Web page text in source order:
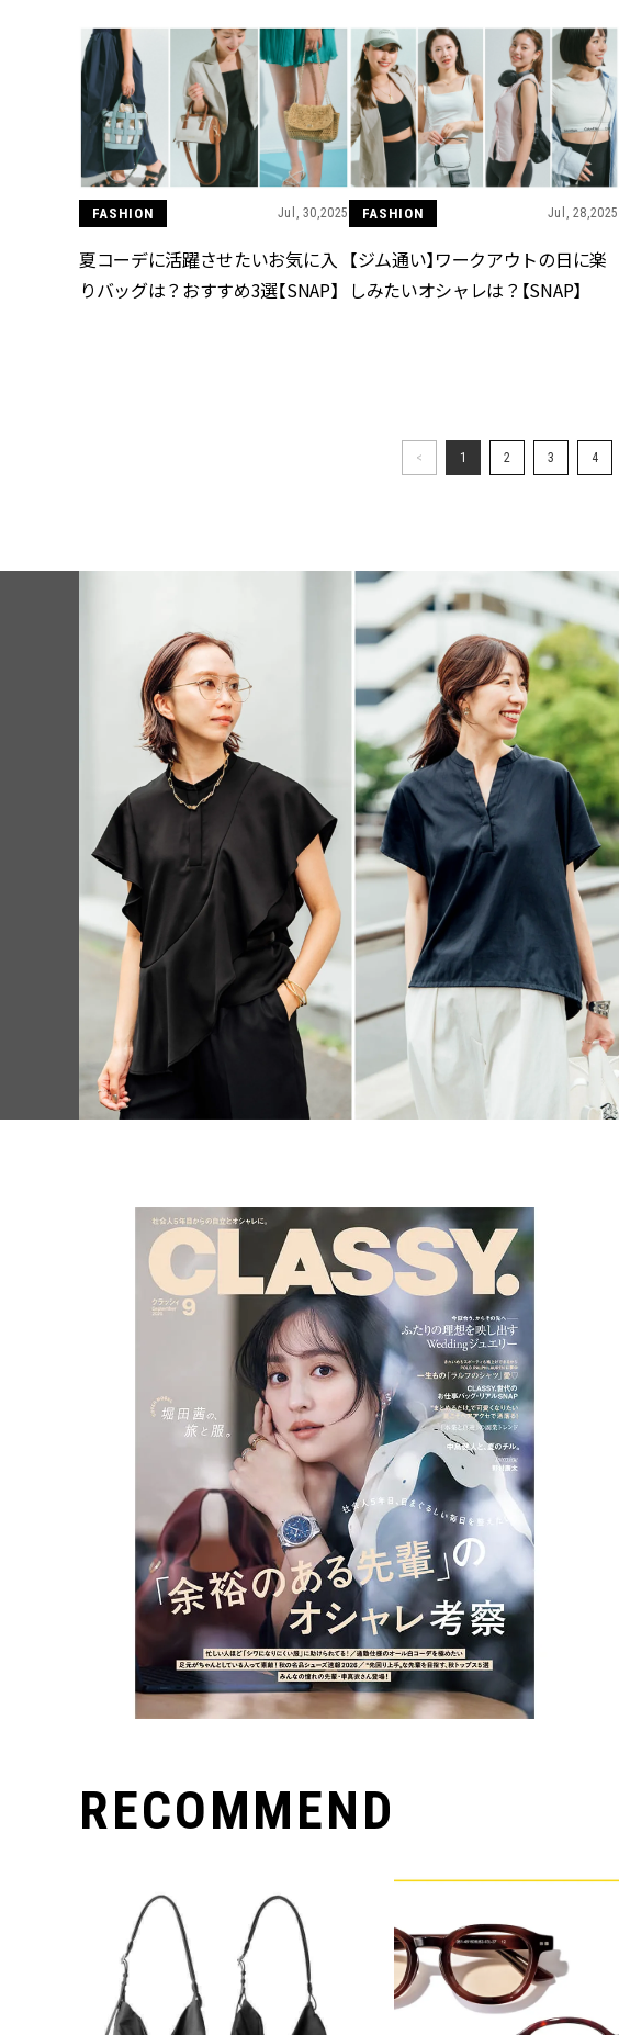
FASHION Jul, 30,2025
夏コーデに活躍させたいお気に入
りバッグは？おすすめ3選【SNAP】
FASHION Jul, 28,2025
【ジム通い】ワークアウトの日に楽
しみたいオシャレは？【SNAP】
< 1 2 3 4
RECOMMEND